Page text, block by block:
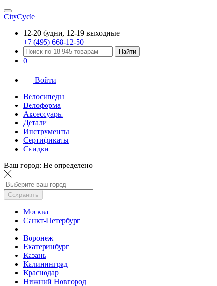
CityCycle
12-20 будни, 12-19 выходные
+7 (495) 668-12-50
Найти
0
Войти
Велосипеды
Велоформа
Аксессуары
Детали
Инструменты
Сертификаты
Скидки
Ваш город: Не определено
Сохранить
Москва
Санкт-Петербург
Воронеж
Екатеринбург
Казань
Калининград
Краснодар
Нижний Новгород